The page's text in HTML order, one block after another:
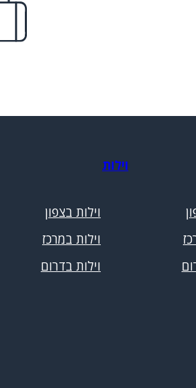
וילות
וילות בצפון
וילות במרכז
וילות בדרום